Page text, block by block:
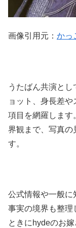
画像引用元： かっ
うたばん共演と
ョット、身長差
項目を網羅します
界観まで、写真の
す。
公式情報や一般に
事実の境界も整理
ときにhydeのお